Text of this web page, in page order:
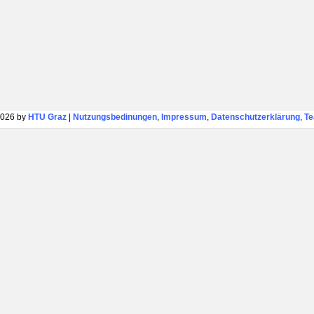
by HTU Graz| Nutzungsbedinungen, Impressum, Datenschutzerklärung,